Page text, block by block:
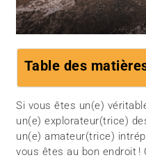
Table des
Si vous êtes un(e)
un(e) explorateur(trice)
un(e) amateur(trice)
vous êtes au bon endroit !